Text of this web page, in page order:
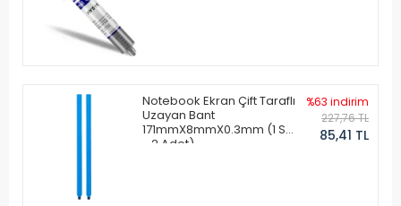
Notebook Ekran Çift Taraflı
Uzayan Bant
171mmX8mmX0.3mm (1 Set
- 2 Adet)
%63 indirim
227,76 TL
85,41 TL